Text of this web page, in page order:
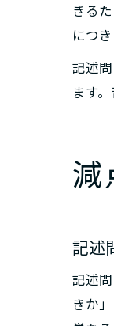
きる
につき
記述
ます
減
記述
記述
きか